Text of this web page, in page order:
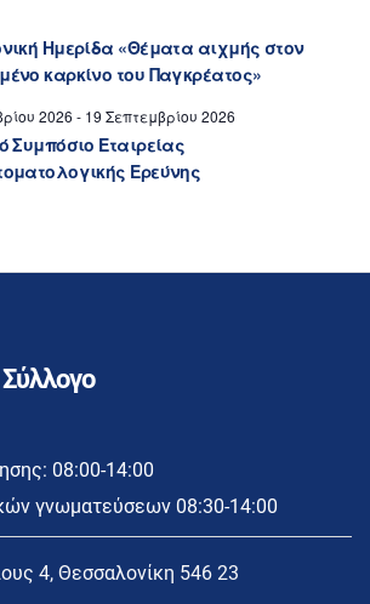
Ημερίδα «Θέματα αιχμής στον
καρκίνο του Παγκρέατος»
2026 - 19 Σεπτεμβρίου 2026
Συμπόσιο Εταιρείας
Ερεύνης
08:00-14:00
γνωματεύσεων 08:30-14:00
4, Θεσσαλονίκη 546 23